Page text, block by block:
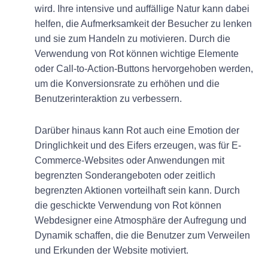
wird. Ihre intensive und auffällige Natur kann dabei
helfen, die Aufmerksamkeit der Besucher zu lenken
und sie zum Handeln zu motivieren. Durch die
Verwendung von Rot können wichtige Elemente
oder Call-to-Action-Buttons hervorgehoben werden,
um die Konversionsrate zu erhöhen und die
Benutzerinteraktion zu verbessern.
Darüber hinaus kann Rot auch eine Emotion der
Dringlichkeit und des Eifers erzeugen, was für E-
Commerce-Websites oder Anwendungen mit
begrenzten Sonderangeboten oder zeitlich
begrenzten Aktionen vorteilhaft sein kann. Durch
die geschickte Verwendung von Rot können
Webdesigner eine Atmosphäre der Aufregung und
Dynamik schaffen, die die Benutzer zum Verweilen
und Erkunden der Website motiviert.